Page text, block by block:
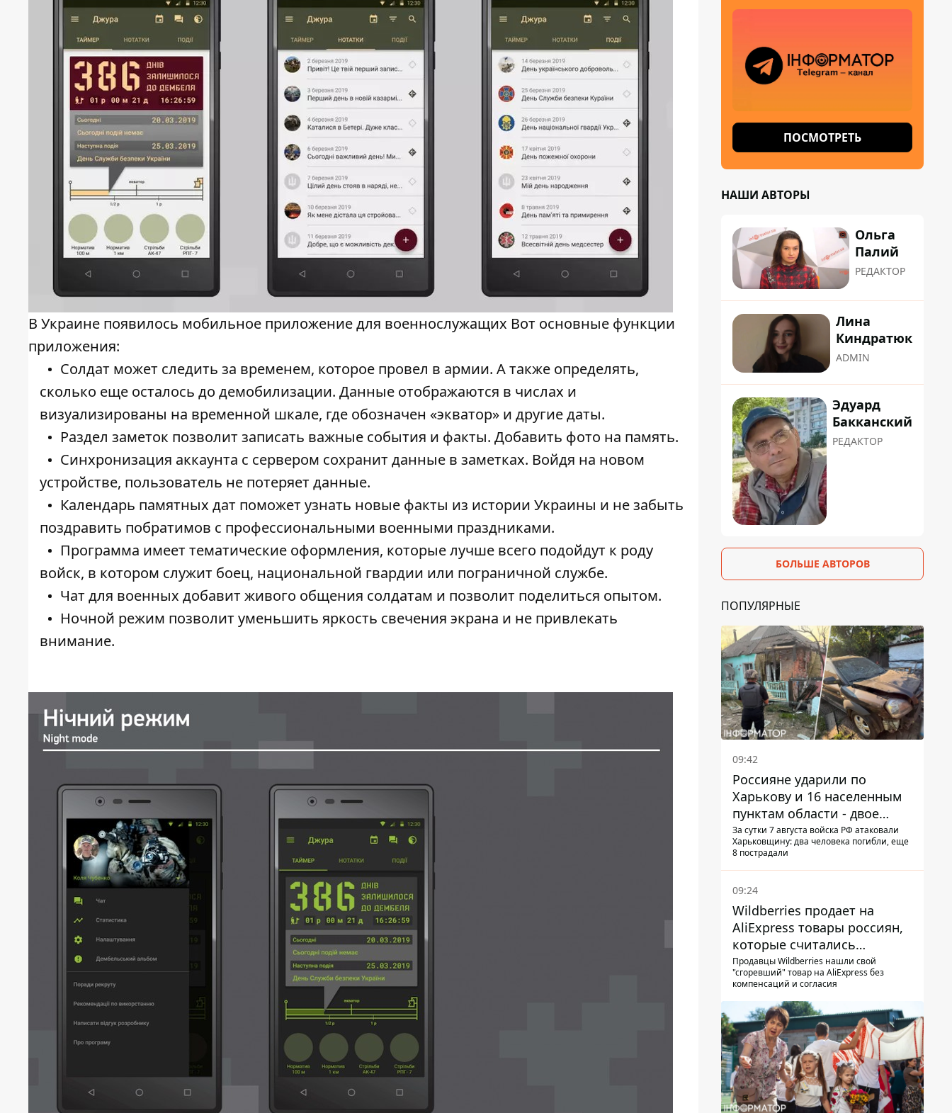
В Украине появилось мобильное приложение для военнослужащих Вот основные функции
приложения:
Солдат может следить за временем, которое провел в армии. А также определять,
сколько еще осталось до демобилизации. Данные отображаются в числах и
визуализированы на временной шкале, где обозначен «экватор» и другие даты.
Раздел заметок позволит записать важные события и факты. Добавить фото на память.
Синхронизация аккаунта с сервером сохранит данные в заметках. Войдя на новом
устройстве, пользователь не потеряет данные.
Календарь памятных дат поможет узнать новые факты из истории Украины и не забыть
поздравить побратимов с профессиональными военными праздниками.
Программа имеет тематические оформления, которые лучше всего подойдут к роду
войск, в котором служит боец, национальной гвардии или пограничной службе.
Чат для военных добавит живого общения солдатам и позволит поделиться опытом.
Ночной режим позволит уменьшить яркость свечения экрана и не привлекать
внимание.
ПОСМОТРЕТЬ
НАШИ АВТОРЫ
Ольга
Палий
РЕДАКТОР
Лина
Киндратюк
ADMIN
Эдуард
Бакканский
РЕДАКТОР
БОЛЬШЕ АВТОРОВ
ПОПУЛЯРНЫЕ
09:42
Россияне ударили по
Харькову и 16 населенным
пунктам области - двое
погибших
За сутки 7 августа войска РФ атаковали
Харьковщину: два человека погибли, еще
8 пострадали
09:24
Wildberries продает на
AliExpress товары россиян,
которые считались
уничтоженными на складах
Продавцы Wildberries нашли свой
"сгоревший" товар на AliExpress без
компенсаций и согласия